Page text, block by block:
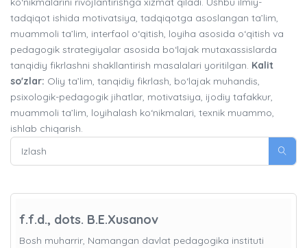
tadqiqot ishida motivatsiya, tadqiqotga asoslangan ta’lim,
muammoli ta’lim, interfaol o‘qitish, loyiha asosida o‘qitish va
pedagogik strategiyalar asosida bo‘lajak mutaxassislarda
tanqidiy fikrlashni shakllantirish masalalari yoritilgan. Kalit
so'zlar: Oliy ta’lim, tanqidiy fikrlash, bo‘lajak muhandis,
psixologik-pedagogik jihatlar, motivatsiya, ijodiy tafakkur,
muammoli ta’lim, loyihalash ko‘nikmalari, texnik muammo,
ishlab chiqarish.
f.f.d., dots. B.E.Xusanov
Bosh muharrir, Namangan davlat pedagogika instituti